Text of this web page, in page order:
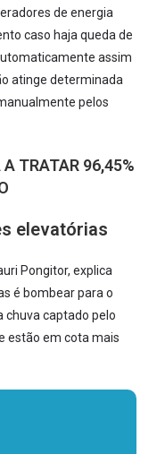
de energia
caso haja queda de
assim
atinge determinada
pelos
A TRATAR 96,45%
elevatórias
Pongitor, explica
é bombear para o
chuva captado pelo
estão em cota mais